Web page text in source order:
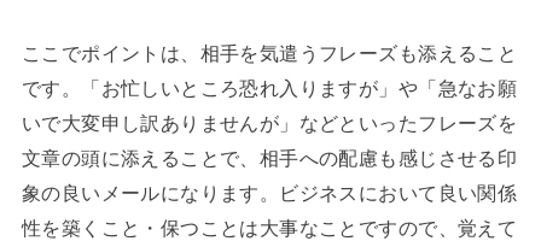
ここでポイントは、相手を気遣うフレーズも添えること
です。「お忙しいところ恐れ入りますが」や「急なお願
いで大変申し訳ありませんが」などといったフレーズを
文章の頭に添えることで、相手への配慮も感じさせる印
象の良いメールになります。ビジネスにおいて良い関係
性を築くこと・保つことは大事なことですので、覚えて